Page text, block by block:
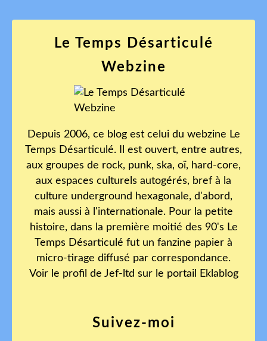
Le Temps Désarticulé
Webzine
Depuis 2006, ce blog est celui du webzine Le
Temps Désarticulé. Il est ouvert, entre autres,
aux groupes de rock, punk, ska, oï, hard-core,
aux espaces culturels autogérés, bref à la
culture underground hexagonale, d'abord,
mais aussi à l'internationale. Pour la petite
histoire, dans la première moitié des 90's Le
Temps Désarticulé fut un fanzine papier à
micro-tirage diffusé par correspondance.
Voir le profil de Jef-ltd sur le portail Eklablog
Suivez-moi